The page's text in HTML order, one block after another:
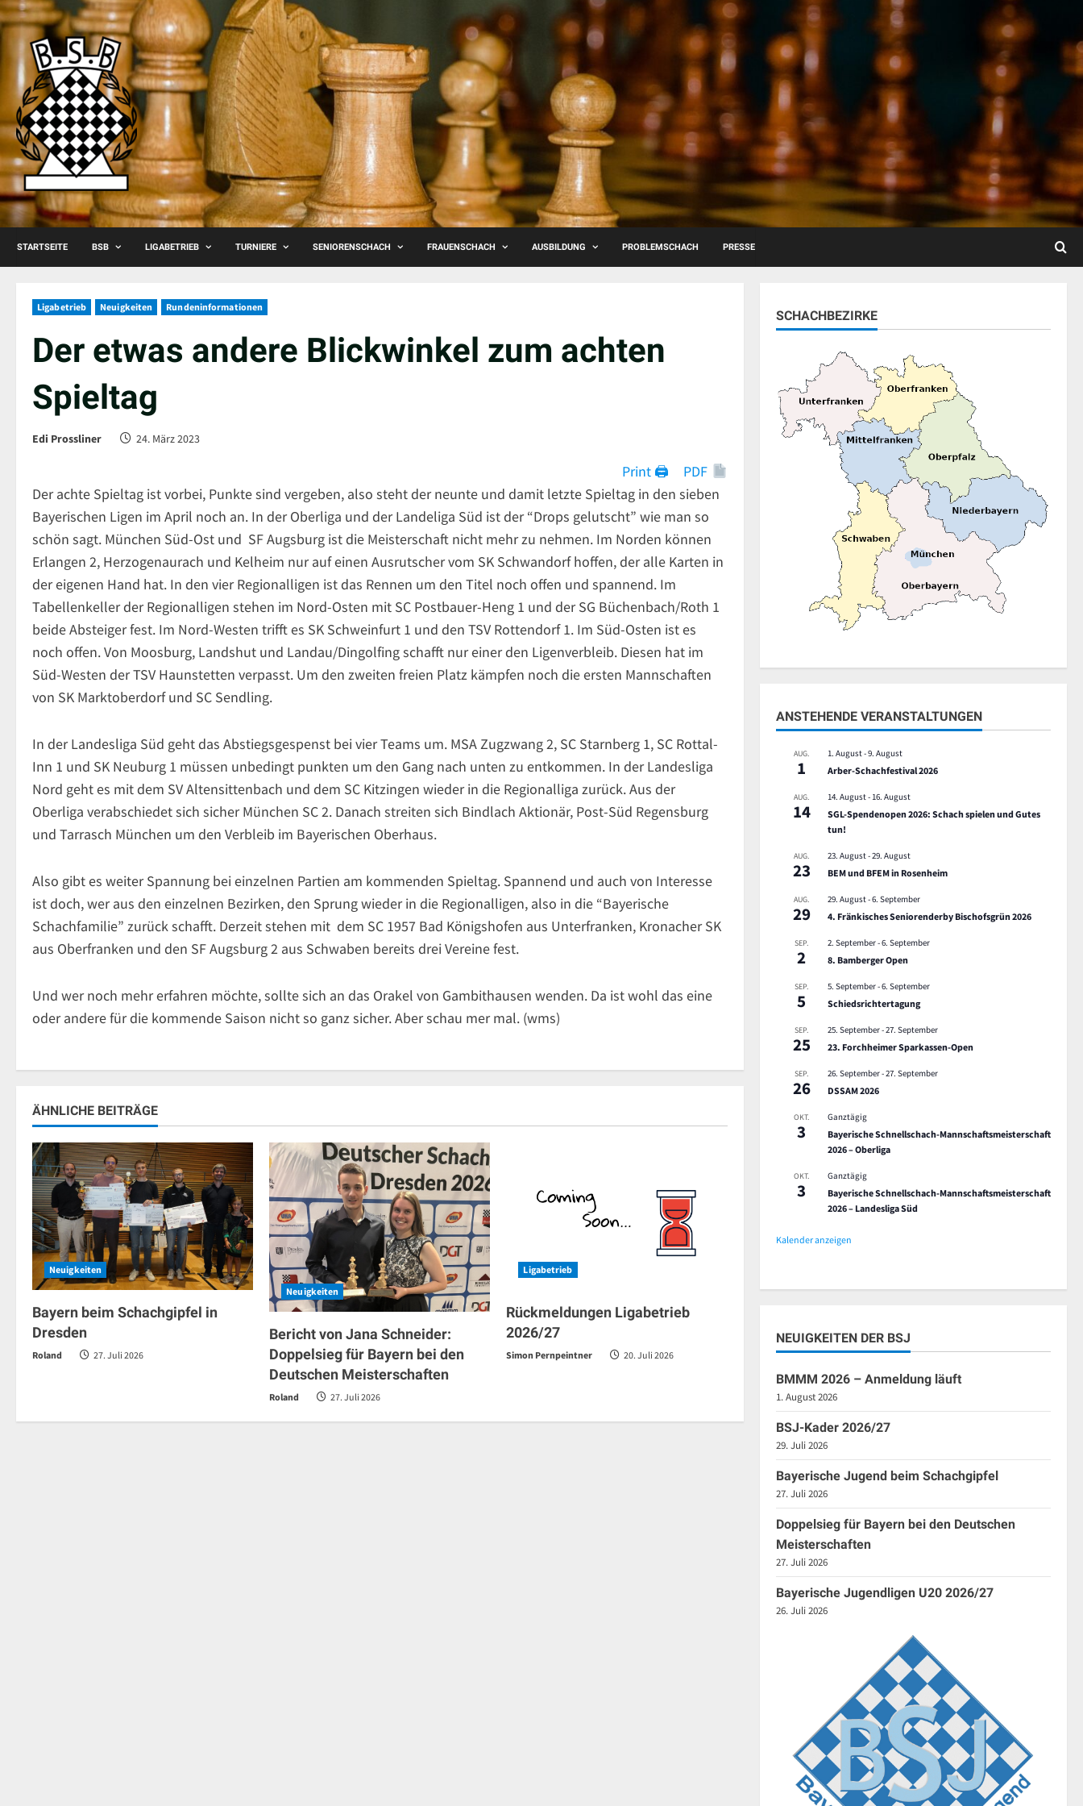
Skip
to
content
STARTSEITE BSB LIGABETRIEB TURNIERE SENIORENSCHACH FRAUENSCHACH AUSBILDUNG PROBLEMSCHACH PRESSE
Ligabetrieb Neuigkeiten Rundeninformationen
Der etwas andere Blickwinkel zum achten
Spieltag
Edi Prossliner 24. März 2023
Print 🖨
PDF
Der achte Spieltag ist vorbei, Punkte sind vergeben, also steht der neunte und damit letzte Spieltag in den sieben
Bayerischen Ligen im April noch an. In der Oberliga und der Landeliga Süd ist der “Drops gelutscht” wie man so
schön sagt. München Süd-Ost und SF Augsburg ist die Meisterschaft nicht mehr zu nehmen. Im Norden können
Erlangen 2, Herzogenaurach und Kelheim nur auf einen Ausrutscher vom SK Schwandorf hoffen, der alle Karten in
der eigenen Hand hat. In den vier Regionalligen ist das Rennen um den Titel noch offen und spannend. Im
Tabellenkeller der Regionalligen stehen im Nord-Osten mit SC Postbauer-Heng 1 und der SG Büchenbach/Roth 1
beide Absteiger fest. Im Nord-Westen trifft es SK Schweinfurt 1 und den TSV Rottendorf 1. Im Süd-Osten ist es
noch offen. Von Moosburg, Landshut und Landau/Dingolfing schafft nur einer den Ligenverbleib. Diesen hat im
Süd-Westen der TSV Haunstetten verpasst. Um den zweiten freien Platz kämpfen noch die ersten Mannschaften
von SK Marktoberdorf und SC Sendling.
In der Landesliga Süd geht das Abstiegsgespenst bei vier Teams um. MSA Zugzwang 2, SC Starnberg 1, SC Rottal-
Inn 1 und SK Neuburg 1 müssen unbedingt punkten um den Gang nach unten zu entkommen. In der Landesliga
Nord geht es mit dem SV Altensittenbach und dem SC Kitzingen wieder in die Regionalliga zurück. Aus der
Oberliga verabschiedet sich sicher München SC 2. Danach streiten sich Bindlach Aktionär, Post-Süd Regensburg
und Tarrasch München um den Verbleib im Bayerischen Oberhaus.
Also gibt es weiter Spannung bei einzelnen Partien am kommenden Spieltag. Spannend und auch von Interesse
ist doch, wer aus den einzelnen Bezirken, den Sprung wieder in die Regionalligen, also in die “Bayerische
Schachfamilie” zurück schafft. Derzeit stehen mit dem SC 1957 Bad Königshofen aus Unterfranken, Kronacher SK
aus Oberfranken und den SF Augsburg 2 aus Schwaben bereits drei Vereine fest.
Und wer noch mehr erfahren möchte, sollte sich an das Orakel von Gambithausen wenden. Da ist wohl das eine
oder andere für die kommende Saison nicht so ganz sicher. Aber schau mer mal. (wms)
ÄHNLICHE BEITRÄGE
Neuigkeiten
Bayern beim Schachgipfel in
Dresden
Roland 27. Juli 2026
Neuigkeiten
Bericht von Jana Schneider:
Doppelsieg für Bayern bei den
Deutschen Meisterschaften
Roland 27. Juli 2026
Ligabetrieb
Rückmeldungen Ligabetrieb
2026/27
Simon Pernpeintner 20. Juli 2026
SCHACHBEZIRKE
ANSTEHENDE VERANSTALTUNGEN
AUG.
1
1. August-9. August
Arber-Schachfestival 2026
AUG.
14
14. August- 16. August
SGL-Spendenopen 2026: Schach spielen und Gutes
tun!
AUG.
23
23. August-29. August
BEM und BFEM in Rosenheim
AUG.
29
29. August-6. September
4. Fränkisches Seniorenderby Bischofsgrün 2026
SEP.
2
2. September-6. September
8. Bamberger Open
SEP.
5
5. September-6. September
Schiedsrichtertagung
SEP.
25
25. September-27. September
23. Forchheimer Sparkassen-Open
SEP.
26
26. September-27. September
DSSAM 2026
OKT.
3
Ganztägig
Bayerische Schnellschach-Mannschaftsmeisterschaft
2026 – Oberliga
OKT.
3
Ganztägig
Bayerische Schnellschach-Mannschaftsmeisterschaft
2026 – Landesliga Süd
Kalender anzeigen
NEUIGKEITEN DER BSJ
BMMM 2026 – Anmeldung läuft
1. August 2026
BSJ-Kader 2026/27
29. Juli 2026
Bayerische Jugend beim Schachgipfel
27. Juli 2026
Doppelsieg für Bayern bei den Deutschen
Meisterschaften
27. Juli 2026
Bayerische Jugendligen U20 2026/27
26. Juli 2026